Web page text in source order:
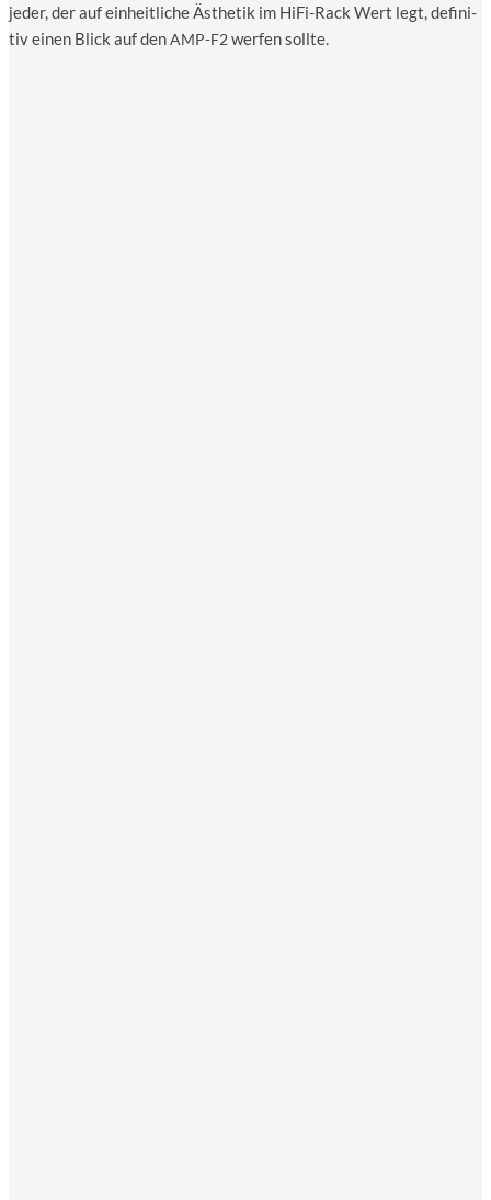
jeder, der auf ein­heit­li­che Ästhe­tik im HiFi-Rack Wert legt, defi­ni­
tiv einen Blick auf denAMP-F2wer­fen sollte.